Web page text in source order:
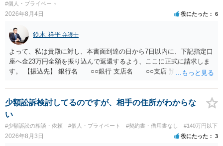
手続を利用する場合には、原則として相手方の住所・氏名を把握して
#個人・プライベート
2026年8月4日 役にたった 6
鈴木 祥平 弁護士
よって、私は貴殿に対し、本書面到達の日から7日以内に、下記指定口
座へ金23万円全額を振り込んで返還するよう、ここに正式に請求しま
す。 【振込先】 銀行名 ○○銀行 支店名 ○○支店 預金種別 普通
されない場合には、貴殿には任意に返金する意思がないものと判断
し、やむを得ず、返還金23万円及びこれに対する遅延損害金の支払い
を求める民事訴訟、支払督促その他必要な法的手続を直ちに講じま
いても併せて請求する予定ですので、あらかじめ申し添えます。 本件
は、貴殿自らが契約を解約したことによって生じた返還義務の履行を
少額訟訴検討してるのですが、相手の住所がわからな
い
#少額訴訟の相談・依頼 #個人・プライベート #契約書・借用書なし #140万円以下
2026年8月3日 役にたった 3